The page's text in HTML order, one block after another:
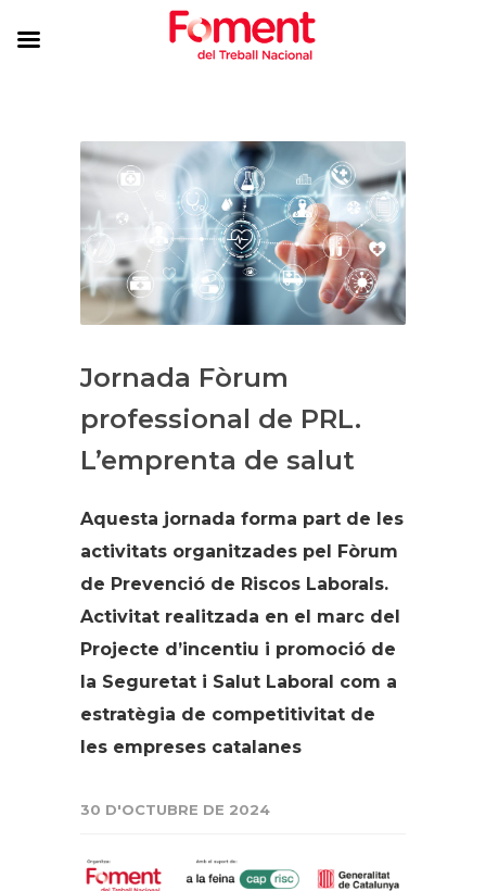
Jornada Fòrum
professional de PRL.
L’emprenta de salut
Aquesta jornada forma part de les
activitats organitzades pel Fòrum
de Prevenció de Riscos Laborals.
Activitat realitzada en el marc del
Projecte d’incentiu i promoció de
la Seguretat i Salut Laboral com a
estratègia de competitivitat de
les empreses catalanes
30 D'OCTUBRE DE 2024